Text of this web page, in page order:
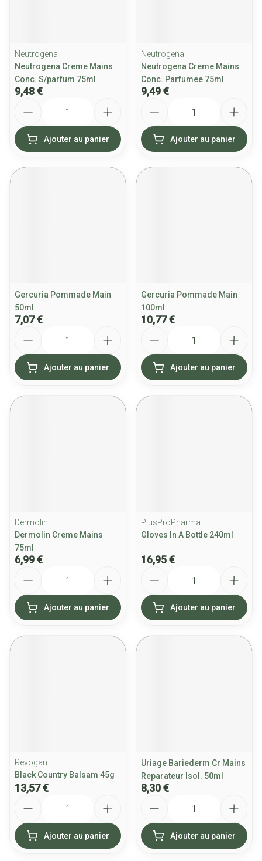
Neutrogena
Neutrogena Creme Mains
Conc. S/parfum 75ml
9,48 €
Ajouter au panier
Neutrogena
Neutrogena Creme Mains
Conc. Parfumee 75ml
9,49 €
Ajouter au panier
Gercuria Pommade Main
50ml
7,07 €
Ajouter au panier
Gercuria Pommade Main
100ml
10,77 €
Ajouter au panier
Dermolin
Dermolin Creme Mains
75ml
6,99 €
Ajouter au panier
PlusProPharma
Gloves In A Bottle 240ml
16,95 €
Ajouter au panier
Revogan
Black Country Balsam 45g
13,57 €
Ajouter au panier
Uriage Bariederm Cr Mains
Reparateur Isol. 50ml
8,30 €
Ajouter au panier